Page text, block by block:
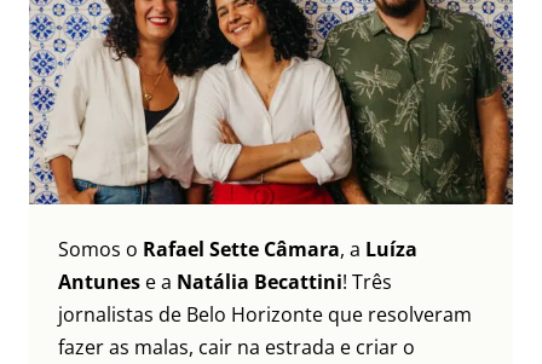
Somos o Rafael Sette Câmara, a Luíza
Antunes e a Natália Becattini! Três
jornalistas de Belo Horizonte que resolveram
fazer as malas, cair na estrada e criar o